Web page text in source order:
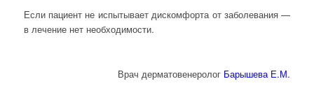
Если пациент не испытывает дискомфорта от заболевания —
в лечение нет необходимости.
Врач дерматовенеролог Барышева Е.М.